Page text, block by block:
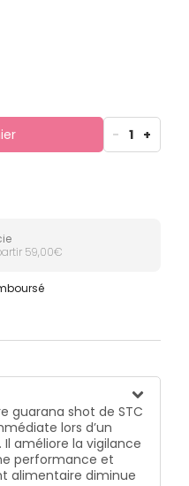
et puissance.
la sensation de
- 1 +
59,00€
guarana shot de STC
lors d’un
améliore la vigilance
performance et
alimentaire diminue